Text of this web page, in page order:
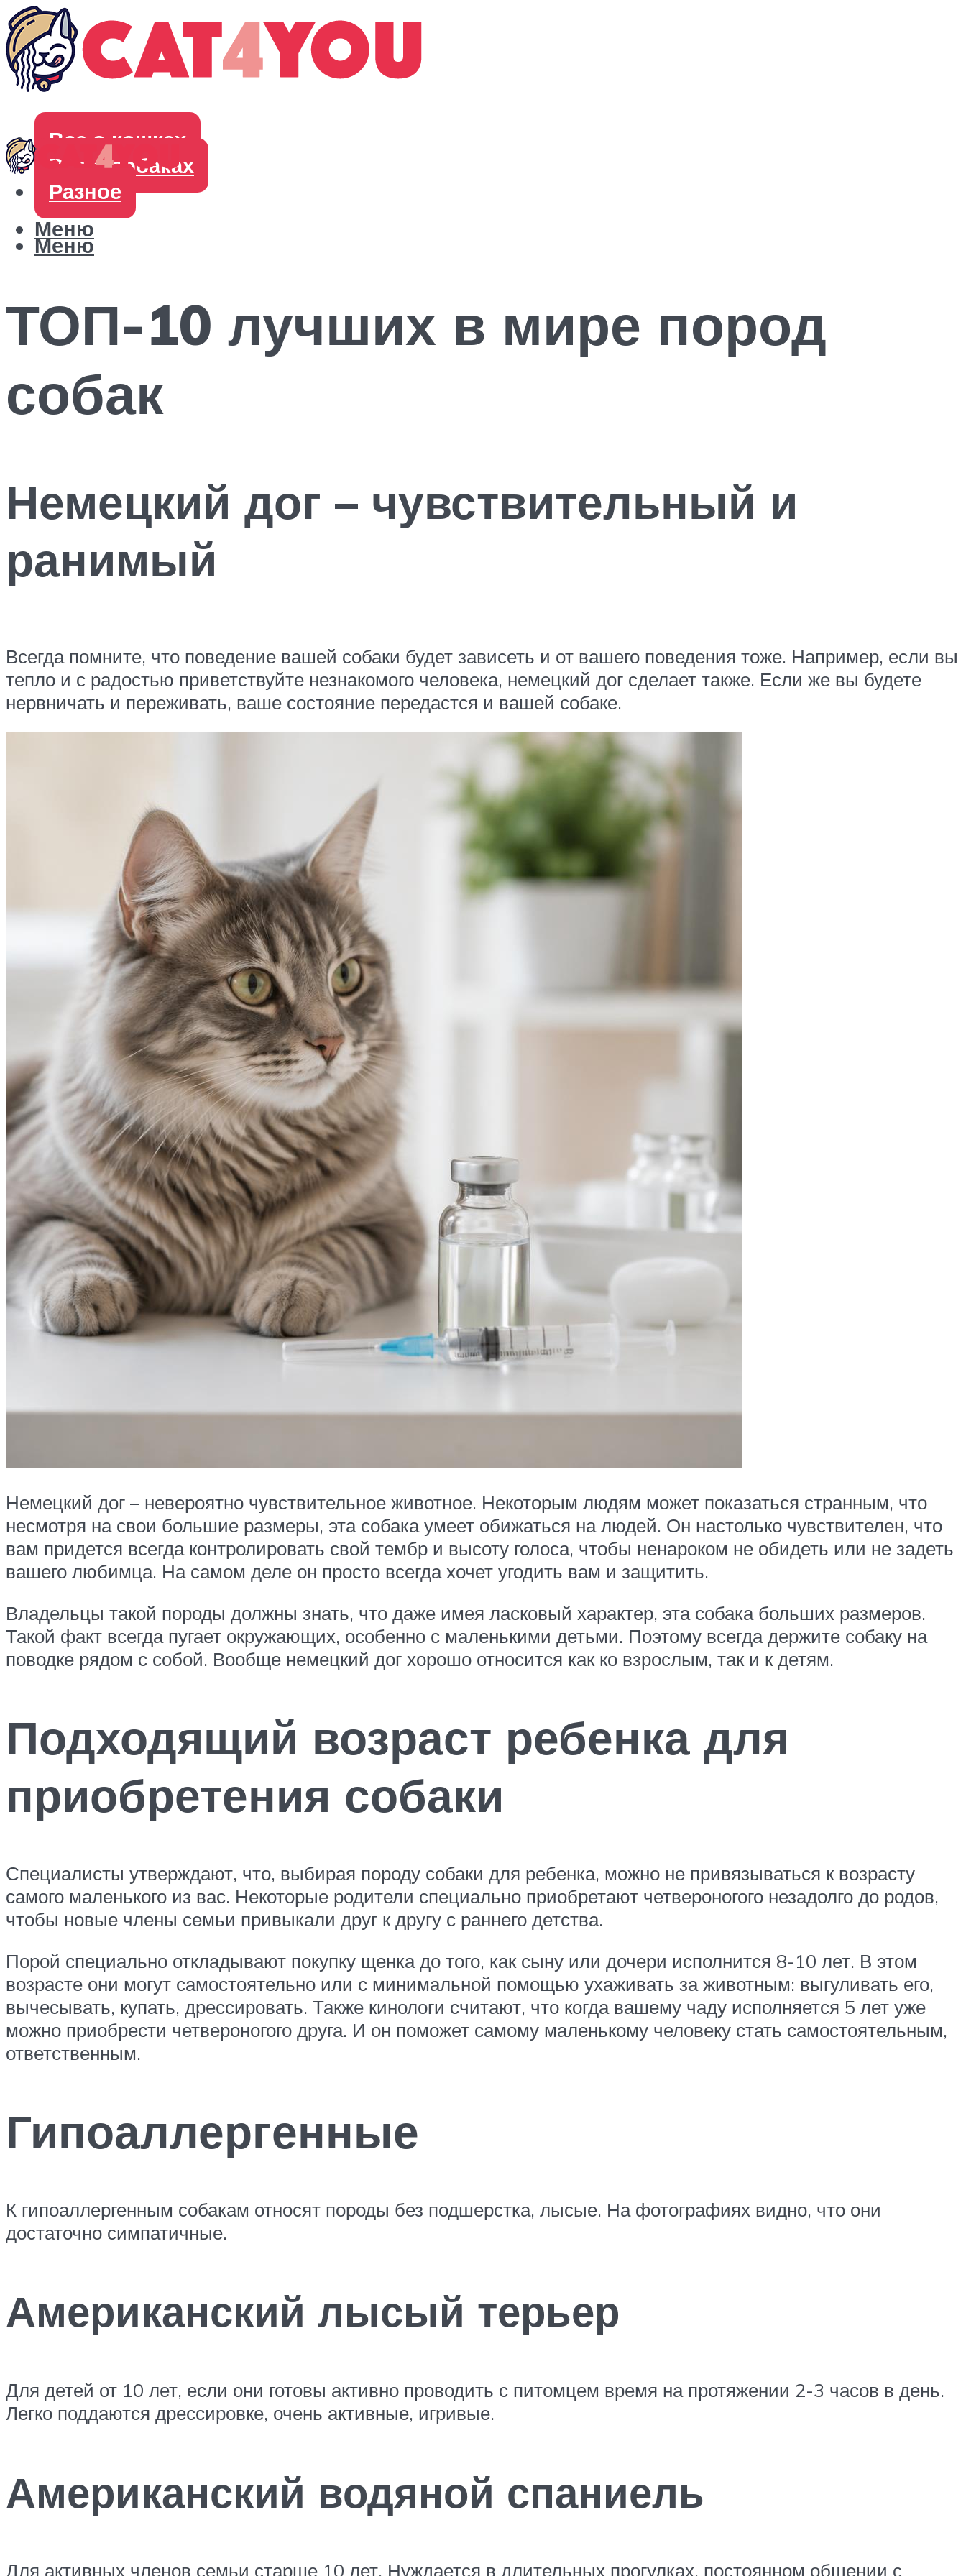
Все о кошках
Все о собаках
Разное
Меню
Меню
ТОП-10 лучших в мире пород
собак
Немецкий дог – чувствительный и
ранимый
Всегда помните, что поведение вашей собаки будет зависеть и от вашего поведения тоже. Например, если вы
тепло и с радостью приветствуйте незнакомого человека, немецкий дог сделает также. Если же вы будете
нервничать и переживать, ваше состояние передастся и вашей собаке.
Немецкий дог – невероятно чувствительное животное. Некоторым людям может показаться странным, что
несмотря на свои большие размеры, эта собака умеет обижаться на людей. Он настолько чувствителен, что
вам придется всегда контролировать свой тембр и высоту голоса, чтобы ненароком не обидеть или не задеть
вашего любимца. На самом деле он просто всегда хочет угодить вам и защитить.
Владельцы такой породы должны знать, что даже имея ласковый характер, эта собака больших размеров.
Такой факт всегда пугает окружающих, особенно с маленькими детьми. Поэтому всегда держите собаку на
поводке рядом с собой. Вообще немецкий дог хорошо относится как ко взрослым, так и к детям.
Подходящий возраст ребенка для
приобретения собаки
Специалисты утверждают, что, выбирая породу собаки для ребенка, можно не привязываться к возрасту
самого маленького из вас. Некоторые родители специально приобретают четвероногого незадолго до родов,
чтобы новые члены семьи привыкали друг к другу с раннего детства.
Порой специально откладывают покупку щенка до того, как сыну или дочери исполнится 8-10 лет. В этом
возрасте они могут самостоятельно или с минимальной помощью ухаживать за животным: выгуливать его,
вычесывать, купать, дрессировать. Также кинологи считают, что когда вашему чаду исполняется 5 лет уже
можно приобрести четвероногого друга. И он поможет самому маленькому человеку стать самостоятельным,
ответственным.
Гипоаллергенные
К гипоаллергенным собакам относят породы без подшерстка, лысые. На фотографиях видно, что они
достаточно симпатичные.
Американский лысый терьер
Для детей от 10 лет, если они готовы активно проводить с питомцем время на протяжении 2-3 часов в день.
Легко поддаются дрессировке, очень активные, игривые.
Американский водяной спаниель
Для активных членов семьи старше 10 лет. Нуждается в длительных прогулках, постоянном общении с